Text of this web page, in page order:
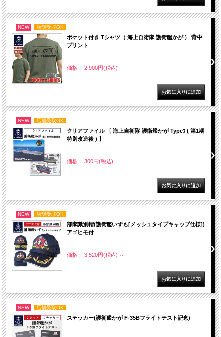
NEW 店舗受取OK
ポケット付き Tシャツ（ 海上自衛隊 護衛艦かが ） 背中
プリント
価格： 2,900円(税込)
NEW 店舗受取OK
クリアファイル 【 海上自衛隊 護衛艦かが Type3 ( 第1期
特別改造後 ) 】
価格： 300円(税込)
NEW 店舗受取OK
部隊識別帽(護衛艦いずも[メッシュタイプキャップ仕様])
アゴヒモ付
価格： 3,520円(税込) ～
NEW 店舗受取OK
ステッカー(護衛艦かが F-35Bフライトテスト記念)